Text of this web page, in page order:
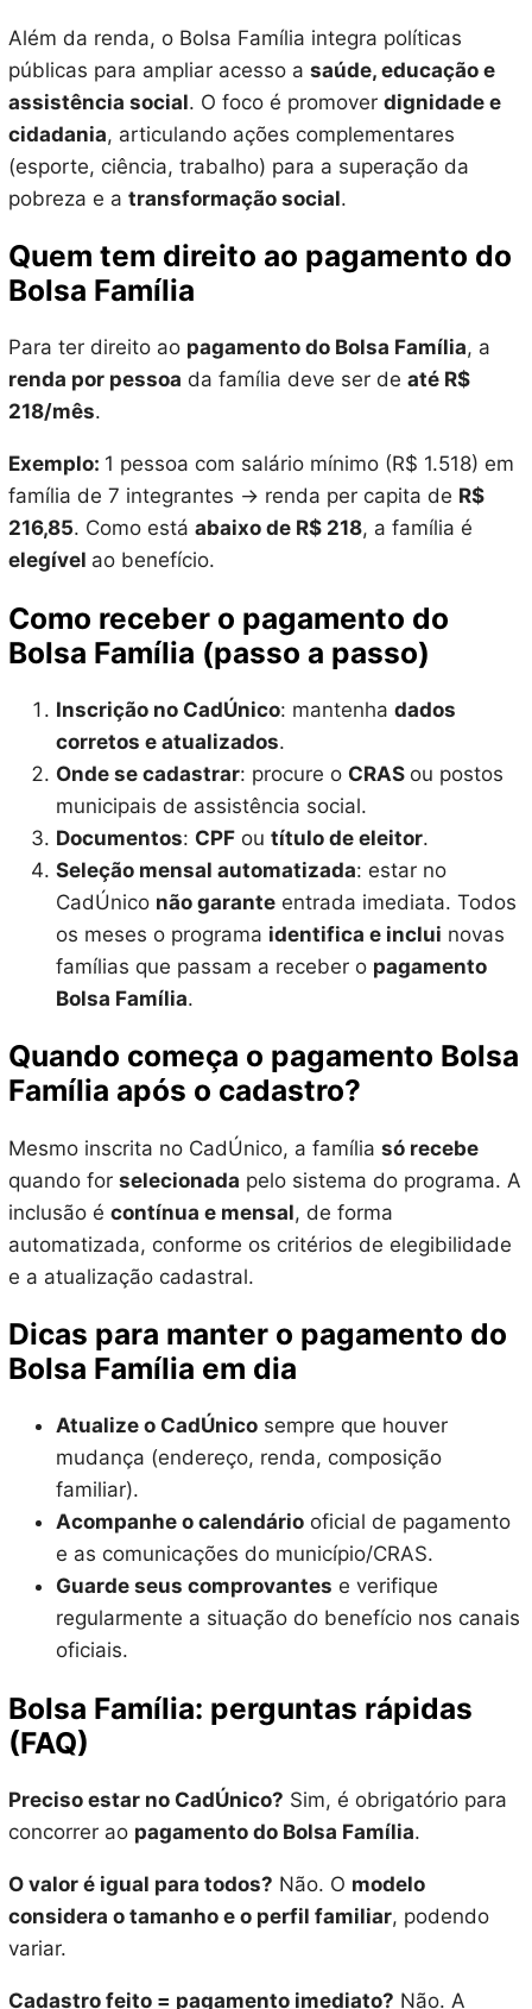
Além da renda, o Bolsa Família integra políticas
públicas para ampliar acesso a saúde, educação e
assistência social. O foco é promover dignidade e
cidadania, articulando ações complementares
(esporte, ciência, trabalho) para a superação da
pobreza e a transformação social.
Quem tem direito ao pagamento do
Bolsa Família
Para ter direito ao pagamento do Bolsa Família, a
renda por pessoa da família deve ser de até R$
218/mês.
Exemplo: 1 pessoa com salário mínimo (R$ 1.518) em
família de 7 integrantes → renda per capita de R$
216,85. Como está abaixo de R$ 218, a família é
elegível ao benefício.
Como receber o pagamento do
Bolsa Família (passo a passo)
Inscrição no CadÚnico: mantenha dados
corretos e atualizados.
Onde se cadastrar: procure o CRAS ou postos
municipais de assistência social.
Documentos: CPFou título de eleitor.
Seleção mensal automatizada: estar no
CadÚnico não garanteentrada imediata. Todos
os meses o programa identifica e inclui novas
famílias que passam a receber o pagamento
Bolsa Família.
Quando começa o pagamento Bolsa
Família após o cadastro?
Mesmo inscrita no CadÚnico, a família só recebe
quando for selecionada pelo sistema do programa. A
inclusão é contínua e mensal, de forma
automatizada, conforme os critérios de elegibilidade
e a atualização cadastral.
Dicas para manter o pagamento do
Bolsa Família em dia
Atualize o CadÚnicosempre que houver
mudança (endereço, renda, composição
familiar).
Acompanhe o calendáriooficial de pagamento
e as comunicações do município/CRAS.
Guarde seus comprovantes e verifique
regularmente a situação do benefício nos canais
oficiais.
Bolsa Família: perguntas rápidas
(FAQ)
Preciso estar no CadÚnico? Sim, é obrigatório para
concorrer ao pagamento do Bolsa Família.
O valor é igual para todos? Não. O modelo
considera o tamanho e o perfil familiar, podendo
variar.
Cadastro feito = pagamento imediato? Não. A